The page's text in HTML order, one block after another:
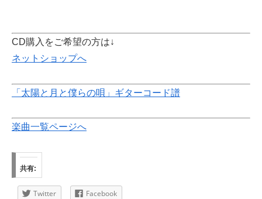
CD購入をご希望の方は↓
ネットショップへ
「太陽と月と僕らの唄」ギターコード譜
楽曲一覧ページへ
共有:
Twitter Facebook